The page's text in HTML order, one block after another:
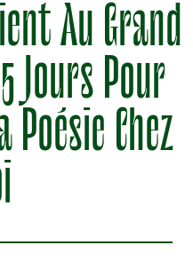
Au Grand
Jours Pour
Poésie Chez